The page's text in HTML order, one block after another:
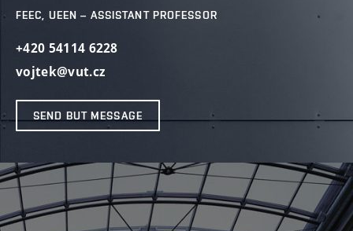
FEEC, UEEN – ASSISTANT PROFESSOR
+420 54114 6228
vojtek@vut.cz
SEND BUT MESSAGE